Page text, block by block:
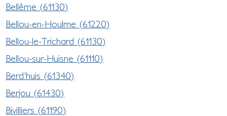
Bellême (61130)
Bellou-en-Houlme (61220)
Bellou-le-Trichard (61130)
Bellou-sur-Huisne (61110)
Berd'huis (61340)
Berjou (61430)
Bivilliers (61190)